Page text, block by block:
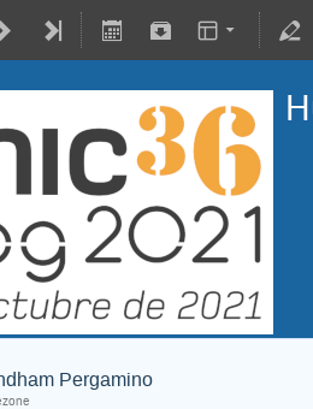
Pergamino